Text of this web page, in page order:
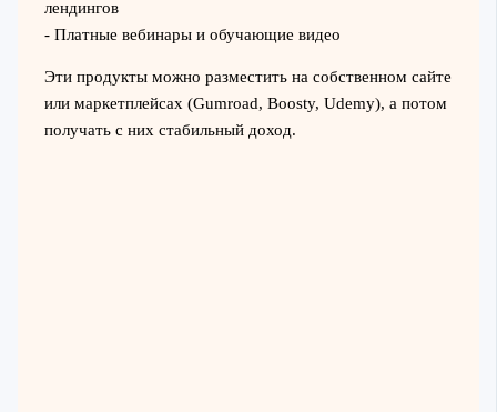
лендингов
- Платные вебинары и обучающие видео
Эти продукты можно разместить на собственном сайте
или маркетплейсах (Gumroad, Boosty, Udemy), а потом
получать с них стабильный доход.